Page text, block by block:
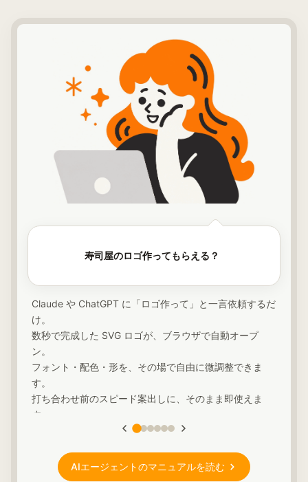
寿司屋のロゴ作ってもらえる？
Claude や ChatGPT に「ロゴ作って」と一言依頼するだ
け。
数秒で完成した SVG ロゴが、ブラウザで自動オープ
ン。
フォント・配色・形を、その場で自由に微調整できま
す。
打ち合わせ前のスピード案出しに、そのまま即使えま
す。
AIエージェントのマニュアルを読む